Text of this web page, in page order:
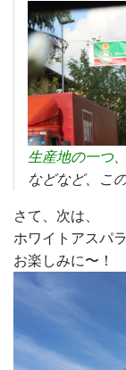
生産地の一つ
などなど、こ
さて、次は、
ホワイトアスパ
お楽しみに〜！